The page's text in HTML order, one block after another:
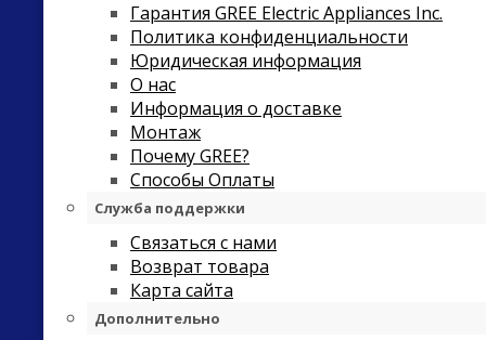
Гарантия GREE Electric Appliances Inc.
Политика конфиденциальности
Юридическая информация
О нас
Информация о доставке
Монтаж
Почему GREE?
Способы Оплаты
Служба поддержки
Связаться с нами
Возврат товара
Карта сайта
Дополнительно